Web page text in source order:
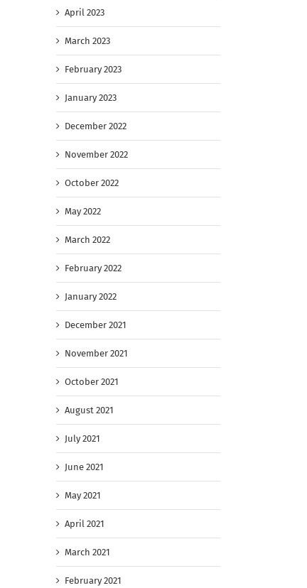
April 2023
March 2023
February 2023
January 2023
December 2022
November 2022
October 2022
May 2022
March 2022
February 2022
January 2022
December 2021
November 2021
October 2021
August 2021
July 2021
June 2021
May 2021
April 2021
March 2021
February 2021